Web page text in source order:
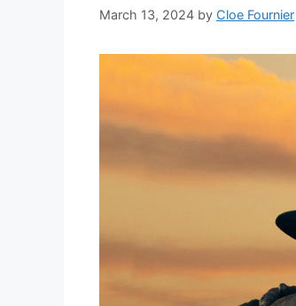
March 13, 2024 by Cloe Fournier